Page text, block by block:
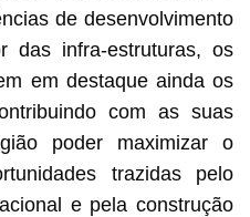
de desenvolvimento
das infra-estruturas, os
em destaque ainda os
com as suas
poder maximizar o
trazidas pelo
e pela construção